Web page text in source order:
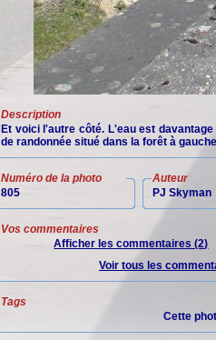
Description
Et voici l'autre côté. L'eau est
de randonnée situé dans la forêt à
Numéro de la photo
805
Auteur
PJ Skyman
Vos commentaires
Afficher les commentaires (2)
Voir tous les
Tags
Cette